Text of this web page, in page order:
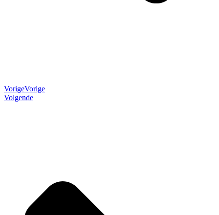
VorigeVorige
Volgende